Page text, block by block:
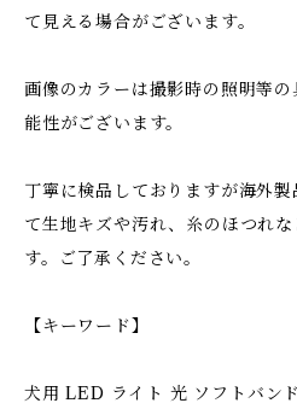
て見える場合がございます。
画像のカラーは撮影時の照明等
能性がございます。
丁寧に検品しておりますが海外
て生地キズや汚れ、糸のほつれ
す。ご了承ください。
【キーワード】
犬用 LED ライト 光 ソフトバン